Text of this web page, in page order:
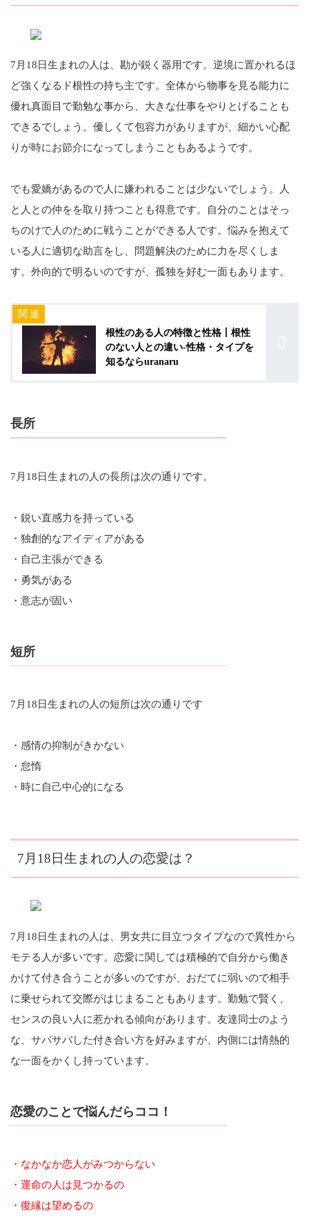
7月18日生まれの人は、勘が鋭く器用です。逆境に置かれるほ
ど強くなるド根性の持ち主です。全体から物事を見る能力に
優れ真面目で勤勉な事から、大きな仕事をやりとげることも
できるでしょう。優しくて包容力がありますが、細かい心配
りが時にお節介になってしまうこともあるようです。
でも愛嬌があるので人に嫌われることは少ないでしょう。人
と人との仲をを取り持つことも得意です。自分のことはそっ
ちのけで人のために戦うことができる人です。悩みを抱えて
いる人に適切な助言をし、問題解決のために力を尽くしま
す。外向的で明るいのですが、孤独を好む一面もあります。
根性のある人の特徴と性格丨根性
のない人との違い-性格・タイプを
知るならuranaru
長所
7月18日生まれの人の長所は次の通りです。
・鋭い直感力を持っている
・独創的なアイディアがある
・自己主張ができる
・勇気がある
・意志が固い
短所
7月18日生まれの人の短所は次の通りです
・感情の抑制がきかない
・怠惰
・時に自己中心的になる
7月18日生まれの人の恋愛は？
7月18日生まれの人は、男女共に目立つタイプなので異性から
モテる人が多いです。恋愛に関しては積極的で自分から働き
かけて付き合うことが多いのですが、おだてに弱いので相手
に乗せられて交際がはじまることもあります。勤勉で賢く、
センスの良い人に惹かれる傾向があります。友達同士のよう
な、サバサバした付き合い方を好みますが、内側には情熱的
な一面をかくし持っています。
恋愛のことで悩んだらココ！
・なかなか恋人がみつからない
・運命の人は見つかるの
・復縁は望めるの